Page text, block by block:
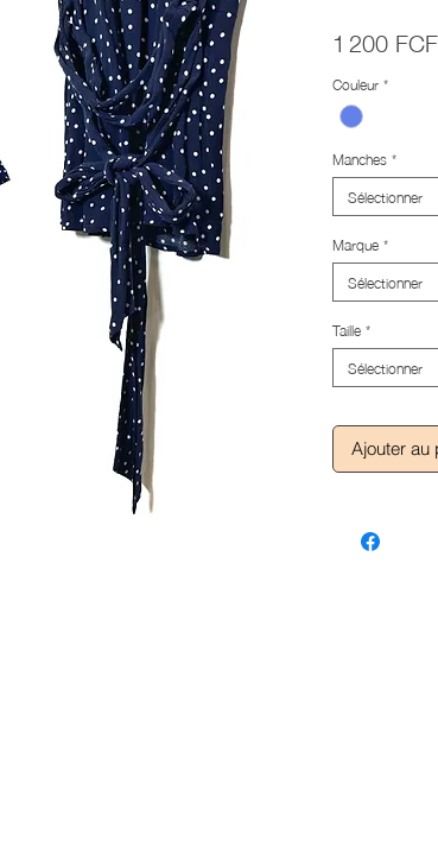
1 200
Couleur*
Manches*
Sélectionner
Marque*
Sélectionner
Taille*
Sélectionner
Ajouter au